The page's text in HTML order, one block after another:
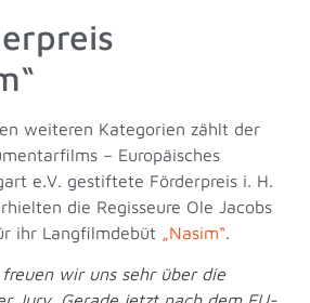
weiteren Kategorien zählt der
– Europäisches
e.V. gestiftete Förderpreis i. H.
die Regisseure Ole Jacobs
ihr Langfilmdebüt „Nasim“.
wir uns sehr über die